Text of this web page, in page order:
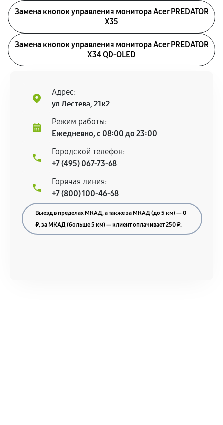
Замена кнопок управления монитора Acer PREDATOR
X35
Замена кнопок управления монитора Acer PREDATOR
X34 QD-OLED
Адрес:
ул Лестева, 21к2
Режим работы:
Ежедневно, с 08:00 до 23:00
Городской телефон:
+7 (495) 067-73-68
Горячая линия:
+7 (800) 100-46-68
Выезд в пределах МКАД, а также за МКАД (до 5 км) — 0
₽, за МКАД (больше 5 км) — клиент оплачивает 250 ₽.